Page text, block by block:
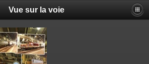
Vue sur la voie